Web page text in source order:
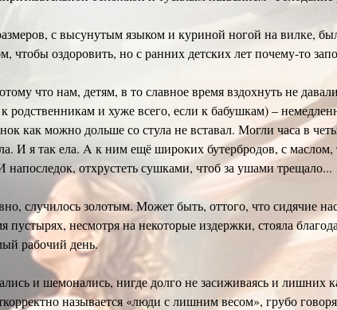
с высунутым языком и куриной ногой на вилке,
чтобы оздоровить, но с ранних детских лет почему-то
что нам, детям, в то славное время вздохнуть не
и хуже всего, если к бабушкам) –
как можно дольше со стула не вставал. Могли часа в
И я так ела. A к ним ещё широких бутербродов, с
отхрустеть сушками, чтоб за ушами трещало...
случилось золотым. Может быть, оттого, что сидячие
несмотря на некоторые издержки, стояла
рабочий день.
и шемонались, нигде долго не засиживаясь и лишних
называется «люди с лишним весом», грубо